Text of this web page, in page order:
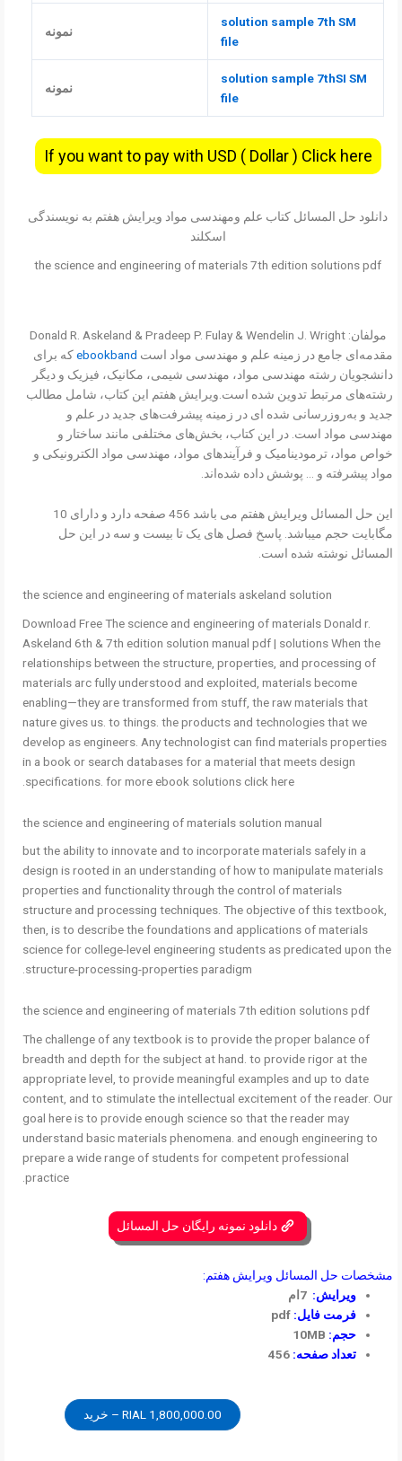
solution sample 7th SM
file
نمونه
solution sample 7thSI SM
file
نمونه
If you want to pay with USD ( Dollar ) Click here
دانلود حل المسائل کتاب علم ومهندسی مواد ویرایش هفتم به نویسندگی
اسکلند
the science and engineering of materials 7th edition solutions pdf
مولفان: Donald R. Askeland & Pradeep P. Fulay & Wendelin J. Wright
مقدمه‌ای جامع در زمینه علم و مهندسی مواد است ebookbandکه برای
دانشجویان رشته مهندسی مواد، مهندسی شیمی، مکانیک، فیزیک و دیگر
رشته‌های مرتبط تدوین شده است.ویرایش هفتم این کتاب، شامل مطالب
جدید و به‌روزرسانی شده ای در زمینه پیشرفت‌های جدید در علم و
مهندسی مواد است. در این کتاب، بخش‌های مختلفی مانند ساختار و
خواص مواد، ترمودینامیک و فرآیندهای مواد، مهندسی مواد الکترونیکی و
مواد پیشرفته و … پوشش داده شده‌اند.
این حل المسائل ویرایش هفتم می باشد 456 صفحه دارد و دارای 10
مگابایت حجم میباشد. پاسخ فصل های یک تا بیست و سه در این حل
المسائل نوشته شده است.
the science and engineering of materials askeland solution
Download Free The science and engineering of materials Donald r.
Askeland 6th & 7th edition solution manual pdf | solutions When the
relationships between the structure, properties, and processing of
materials arc fully understood and exploited, materials become
enabling—they are transformed from stuff, the raw materials that
nature gives us. to things. the products and technologies that we
develop as engineers. Any technologist can find materials properties
in a book or search databases for a material that meets design
specifications. for more ebook solutions click here.
the science and engineering of materials solution manual
but the ability to innovate and to incorporate materials safely in a
design is rooted in an understanding of how to manipulate materials
properties and functionality through the control of materials
structure and processing techniques. The objective of this textbook,
then, is to describe the foundations and applications of materials
science for college-level engineering students as predicated upon the
structure-processing-properties paradigm.
the science and engineering of materials 7th edition solutions pdf
The challenge of any textbook is to provide the proper balance of
breadth and depth for the subject at hand. to provide rigor at the
appropriate level, to provide meaningful examples and up to date
content, and to stimulate the intellectual excitement of the reader. Our
goal here is to provide enough science so that the reader may
understand basic materials phenomena. and enough engineering to
prepare a wide range of students for competent professional
practice.
دانلود نمونه رایگان حل المسائل
مشخصات حل المسائل ویرایش هفتم:
ویرایش: 7ام
فرمت فایل: pdf
حجم:
تعداد صفحه: 456
1,800,000.00 RIAL – خرید